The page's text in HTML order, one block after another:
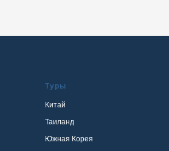
Туры
Китай
Таиланд
Южная Корея